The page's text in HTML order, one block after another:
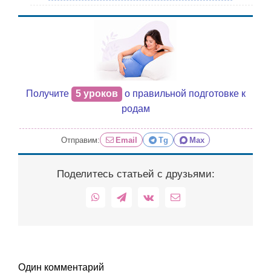
Получите 5 уроков
о правильной подготовке к
родам
Отправим: Email Tg Max
Поделитесь статьей с друзьями:
WhatsAppTelegram
Vk Email
Один комментарий